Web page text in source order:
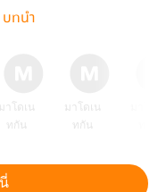
ทนำ
มาโดเน
ทกัน
มาโดเน
ทกัน